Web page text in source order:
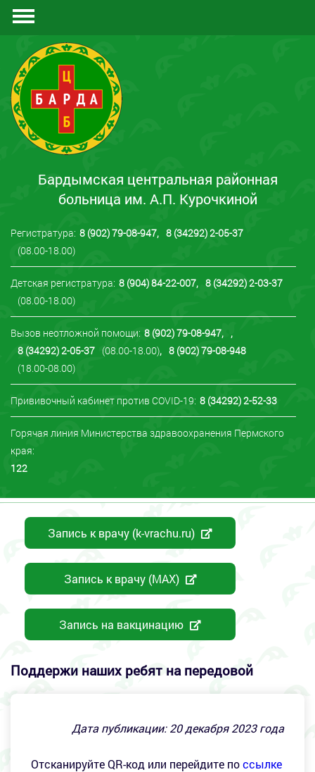
Контакты
Бардымская центральная районная
больница им. А.П. Курочкиной
Регистратура: 8 (902) 79-08-947, 8 (34292) 2-05-37
(08.00-18.00)
Детская регистратура: 8 (904) 84-22-007, 8 (34292) 2-03-37
(08.00-18.00)
Вызов неотложной помощи: 8 (902) 79-08-947, ,
8 (34292) 2-05-37 (08.00-18.00), 8 (902) 79-08-948
(18.00-08.00)
Прививочный кабинет против COVID-19: 8 (34292) 2-52-33
Горячая линия Министерства здравоохранения Пермского
края:
122
Запись к врачу (k-vrachu.ru)
Запись к врачу (MAX)
Запись на вакцинацию
Поддержи наших ребят на передовой
Дата публикации:20декабря 2023 года
Отсканируйте QR-код или перейдите поссылке